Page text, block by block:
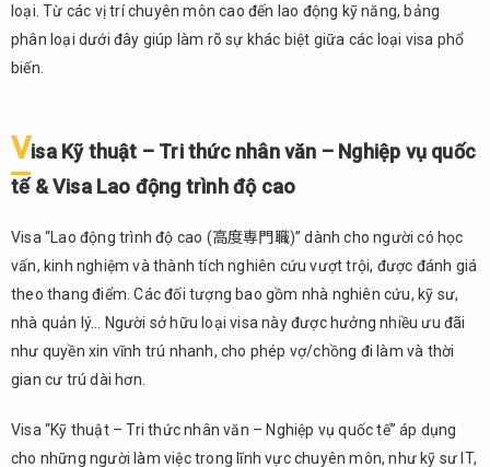
những
điểm
Kết
loại. Từ các vị trí chuyên môn cao đến lao động kỹ năng, bảng
phân loại dưới đây giúp làm rõ sự khác biệt giữa các loại visa phổ
biến.
Visa Kỹ thuật – Tri thức nhân văn – Nghiệp vụ quốc
tế & Visa Lao động trình độ cao
Visa “Lao động trình độ cao (高度専門職)” dành cho người có học
vấn, kinh nghiệm và thành tích nghiên cứu vượt trội, được đánh giá
theo thang điểm. Các đối tượng bao gồm nhà nghiên cứu, kỹ sư,
nhà quản lý… Người sở hữu loại visa này được hưởng nhiều ưu đãi
như quyền xin vĩnh trú nhanh, cho phép vợ/chồng đi làm và thời
gian cư trú dài hơn.
Visa “Kỹ thuật – Tri thức nhân văn – Nghiệp vụ quốc tế” áp dụng
cho những người làm việc trong lĩnh vực chuyên môn, như kỹ sư IT,